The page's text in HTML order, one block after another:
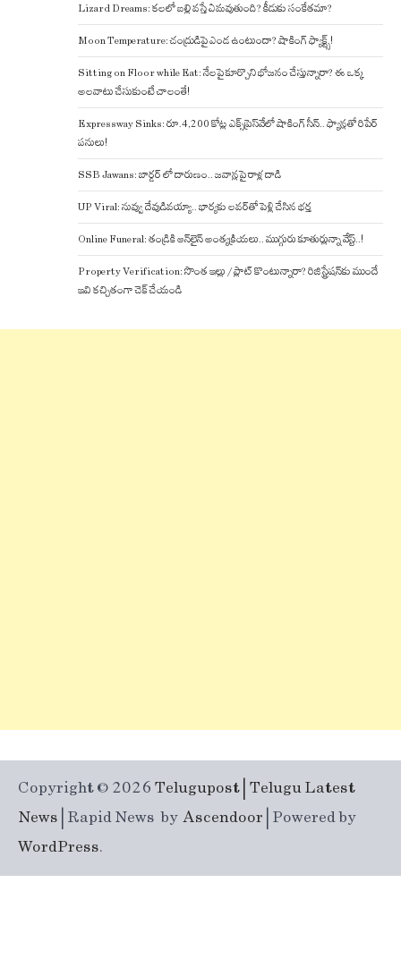
Lizard Dreams: కలలో బల్లి వస్తే ఏమవుతుంది? కీడుకు సంకేతమా?
Moon Temperature: చంద్రుడిపై ఎండ ఉంటుందా? షాకింగ్ ఫ్యాక్ట్స్!
Sitting on Floor while Eat: నేలపై కూర్చొని భోజనం చేస్తున్నారా? ఈ ఒక్క
అలవాటు చేసుకుంటే చాలంతే!
Expressway Sinks: రూ.4,200 కోట్ల ఎక్స్‌ప్రెస్‌వేలో షాకింగ్ సీన్.. ఫ్యాన్లతో రిపేర్
పనులు!
SSB Jawans: బార్డర్ లో దారుణం.. జవాన్లపై రాళ్ల దాడి
UP Viral: నువ్వు దేవుడివయ్యా.. భార్యకు లవర్‌తో పెళ్లి చేసిన భర్త
Online Funeral: తండ్రికి ఆన్‌లైన్ అంత్యక్రియలు.. ముగ్గురు కూతుర్లున్నా వేస్ట్..!
Property Verification: సొంత ఇల్లు / ప్లాట్ కొంటున్నారా? రిజిస్ట్రేషన్‌కు ముందే
ఇవి కచ్చితంగా చెక్ చేయండి
Copyright © 2026 Telugupost | Telugu Latest
News | Rapid News byAscendoor | Powered by
WordPress.